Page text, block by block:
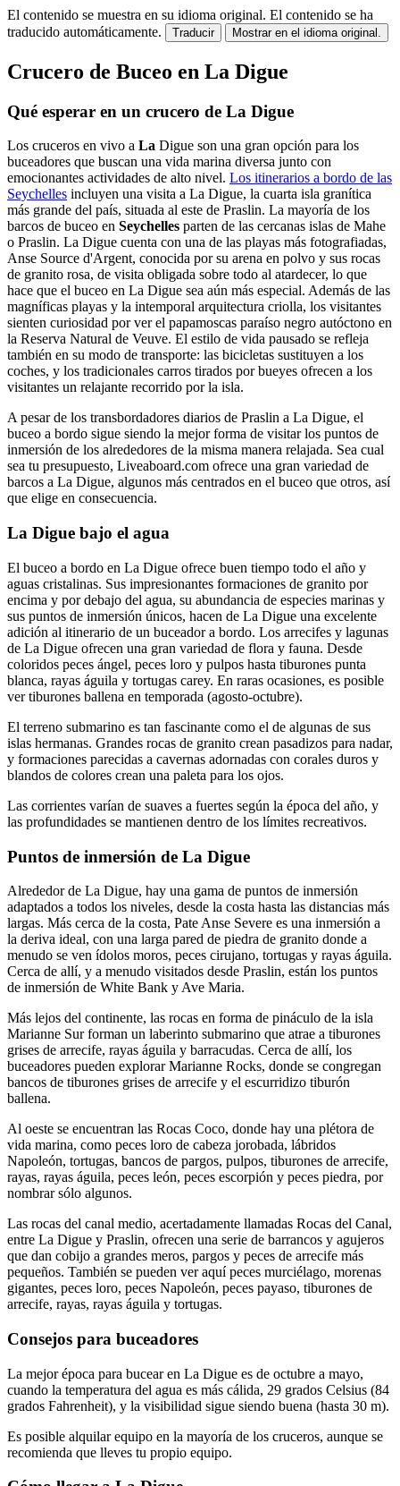
El contenido se muestra en su idioma original. El contenido se ha
traducido automáticamente.
Traducir Mostrar en el idioma original.
Crucero de Buceo en La Digue
Qué esperar en un crucero de La Digue
Los cruceros en vivo a La Digue son una gran opción para los
buceadores que buscan una vida marina diversa junto con
emocionantes actividades de alto nivel. Los itinerarios a bordo de las
Seychelles incluyen una visita a La Digue, la cuarta isla granítica
más grande del país, situada al este de Praslin. La mayoría de los
barcos de buceo en Seychelles parten de las cercanas islas de Mahe
o Praslin. La Digue cuenta con una de las playas más fotografiadas,
Anse Source d'Argent, conocida por su arena en polvo y sus rocas
de granito rosa, de visita obligada sobre todo al atardecer, lo que
hace que el buceo en La Digue sea aún más especial. Además de las
magníficas playas y la intemporal arquitectura criolla, los visitantes
sienten curiosidad por ver el papamoscas paraíso negro autóctono en
la Reserva Natural de Veuve. El estilo de vida pausado se refleja
también en su modo de transporte: las bicicletas sustituyen a los
coches, y los tradicionales carros tirados por bueyes ofrecen a los
visitantes un relajante recorrido por la isla.
A pesar de los transbordadores diarios de Praslin a La Digue, el
buceo a bordo sigue siendo la mejor forma de visitar los puntos de
inmersión de los alrededores de la misma manera relajada. Sea cual
sea tu presupuesto, Liveaboard.com ofrece una gran variedad de
barcos a La Digue, algunos más centrados en el buceo que otros, así
que elige en consecuencia.
La Digue bajo el agua
El buceo a bordo en La Digue ofrece buen tiempo todo el año y
aguas cristalinas. Sus impresionantes formaciones de granito por
encima y por debajo del agua, su abundancia de especies marinas y
sus puntos de inmersión únicos, hacen de La Digue una excelente
adición al itinerario de un buceador a bordo. Los arrecifes y lagunas
de La Digue ofrecen una gran variedad de flora y fauna. Desde
coloridos peces ángel, peces loro y pulpos hasta tiburones punta
blanca, rayas águila y tortugas carey. En raras ocasiones, es posible
ver tiburones ballena en temporada (agosto-octubre).
El terreno submarino es tan fascinante como el de algunas de sus
islas hermanas. Grandes rocas de granito crean pasadizos para nadar,
y formaciones parecidas a cavernas adornadas con corales duros y
blandos de colores crean una paleta para los ojos.
Las corrientes varían de suaves a fuertes según la época del año, y
las profundidades se mantienen dentro de los límites recreativos.
Puntos de inmersión de La Digue
Alrededor de La Digue, hay una gama de puntos de inmersión
adaptados a todos los niveles, desde la costa hasta las distancias más
largas. Más cerca de la costa, Pate Anse Severe es una inmersión a
la deriva ideal, con una larga pared de piedra de granito donde a
menudo se ven ídolos moros, peces cirujano, tortugas y rayas águila.
Cerca de allí, y a menudo visitados desde Praslin, están los puntos
de inmersión de White Bank y Ave Maria.
Más lejos del continente, las rocas en forma de pináculo de la isla
Marianne Sur forman un laberinto submarino que atrae a tiburones
grises de arrecife, rayas águila y barracudas. Cerca de allí, los
buceadores pueden explorar Marianne Rocks, donde se congregan
bancos de tiburones grises de arrecife y el escurridizo tiburón
ballena.
Al oeste se encuentran las Rocas Coco, donde hay una plétora de
vida marina, como peces loro de cabeza jorobada, lábridos
Napoleón, tortugas, bancos de pargos, pulpos, tiburones de arrecife,
rayas, rayas águila, peces león, peces escorpión y peces piedra, por
nombrar sólo algunos.
Las rocas del canal medio, acertadamente llamadas Rocas del Canal,
entre La Digue y Praslin, ofrecen una serie de barrancos y agujeros
que dan cobijo a grandes meros, pargos y peces de arrecife más
pequeños. También se pueden ver aquí peces murciélago, morenas
gigantes, peces loro, peces Napoleón, peces payaso, tiburones de
arrecife, rayas, rayas águila y tortugas.
Consejos para buceadores
La mejor época para bucear en La Digue es de octubre a mayo,
cuando la temperatura del agua es más cálida, 29 grados Celsius (84
grados Fahrenheit), y la visibilidad sigue siendo buena (hasta 30 m).
Es posible alquilar equipo en la mayoría de los cruceros, aunque se
recomienda que lleves tu propio equipo.